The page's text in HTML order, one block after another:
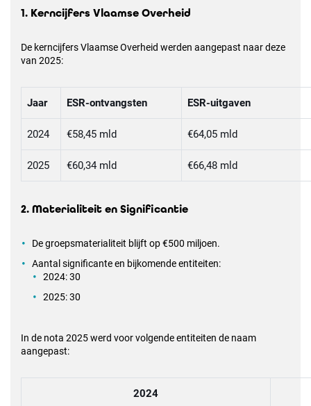
1. Kerncijfers Vlaamse Overheid
De kerncijfers Vlaamse Overheid werden aangepast naar deze
van 2025:
Jaar ESR-ontvangsten ESR-uitgaven
2024 €58,45 mld €64,05 mld
2025 €60,34 mld €66,48 mld
2. Materialiteit en Significantie
De groepsmaterialiteit blijft op €500 miljoen.
Aantal significante en bijkomende entiteiten:
2024: 30
2025: 30
In de nota 2025 werd voor volgende entiteiten de naam
aangepast:
2024